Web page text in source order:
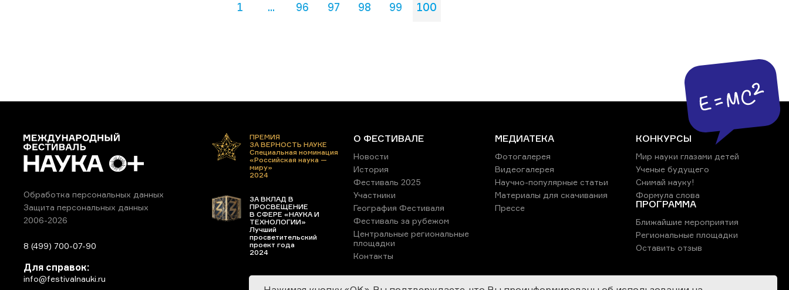
1 ... 96 97 98 99 100
Обработка персональных данных
Защита персональных данных
2006-2026
8 (499) 700-07-90
Для справок:
info@festivalnauki.ru
ПРЕМИЯ
ЗА ВЕРНОСТЬ НАУКЕ
Специальная номинация
«Российская наука —
миру»
2024
ЗА ВКЛАД В
ПРОСВЕЩЕНИЕ
В СФЕРЕ «НАУКА И
ТЕХНОЛОГИИ»
Лучший
просветительский
проект года
2024
О ФЕСТИВАЛЕ
Новости
История
Фестиваль 2025
Участники
География Фестиваля
Фестиваль за рубежом
Центральные региональные
площадки
Контакты
МЕДИАТЕКА
Фотогалерея
Видеогалерея
Научно-популярные статьи
Материалы для скачивания
Прессе
КОНКУРСЫ
Мир науки глазами детей
Ученые будущего
Снимай науку!
Формула слова
ПРОГРАММА
Ближайшие мероприятия
Региональные площадки
Оставить отзыв